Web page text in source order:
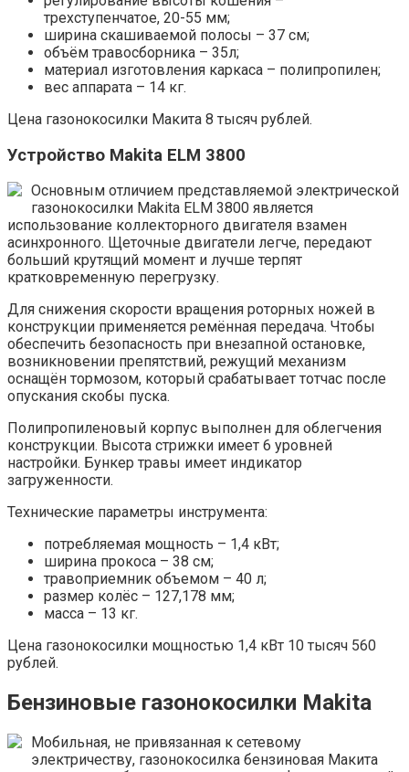
трехступенчатое, 20-55 мм;
ширина скашиваемой полосы – 37 см;
объём травосборника – 35л;
материал изготовления каркаса – полипропилен;
вес аппарата – 14 кг.
Цена газонокосилки Макита 8 тысяч рублей.
Устройство Makita ELM 3800
Основным отличием представляемой электрической
газонокосилки Makita ELM 3800 является
использование коллекторного двигателя взамен
асинхронного. Щеточные двигатели легче, передают
больший крутящий момент и лучше терпят
кратковременную перегрузку.
Для снижения скорости вращения роторных ножей в
конструкции применяется ремённая передача. Чтобы
обеспечить безопасность при внезапной остановке,
возникновении препятствий, режущий механизм
оснащён тормозом, который срабатывает тотчас после
опускания скобы пуска.
Полипропиленовый корпус выполнен для облегчения
конструкции. Высота стрижки имеет 6 уровней
настройки. Бункер травы имеет индикатор
загруженности.
Технические параметры инструмента:
потребляемая мощность – 1,4 кВт;
ширина прокоса – 38 см;
травоприемник объемом – 40 л;
размер колёс – 127,178 мм;
масса – 13 кг.
Цена газонокосилки мощностью 1,4 кВт 10 тысяч 560
рублей.
Бензиновые газонокосилки Makita
Мобильная, не привязанная к сетевому
электричеству, газонокосилка бензиновая Макита